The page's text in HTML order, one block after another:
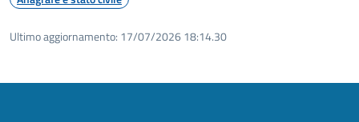
Ultimo aggiornamento: 17/07/2026 18:14.30